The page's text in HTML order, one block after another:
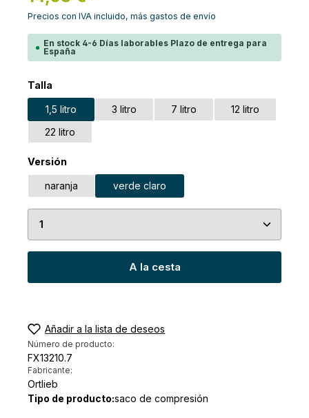
Precios con IVA incluido, más gastos de envío
En stock 4-6 Días laborables Plazo de entrega para
España
Seleccione
Talla
1,5 litro 3 litro 7 litro
12 litro
22 litro
Seleccione
Versión
naranja verde claro
Cantidad del producto: introduce la cantidad
A la cesta
Añadir a la lista de deseos
Número de producto:
FX13210.7
Fabricante:
Ortlieb
Tipo de producto:saco de compresión